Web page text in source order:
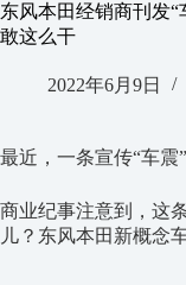
东风本田经销商刊发
敢这么干
2022年6月9日
最近，一条宣传“车震
商业纪事注意到，这
儿？东风本田新概念